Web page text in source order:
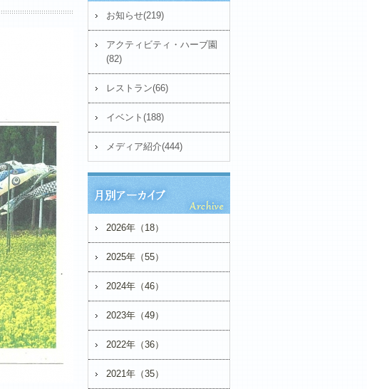
お知らせ(219)
アクティビティ・ハーブ園
(82)
レストラン(66)
イベント(188)
メディア紹介(444)
2026年（18）
2025年（55）
2024年（46）
2023年（49）
2022年（36）
2021年（35）